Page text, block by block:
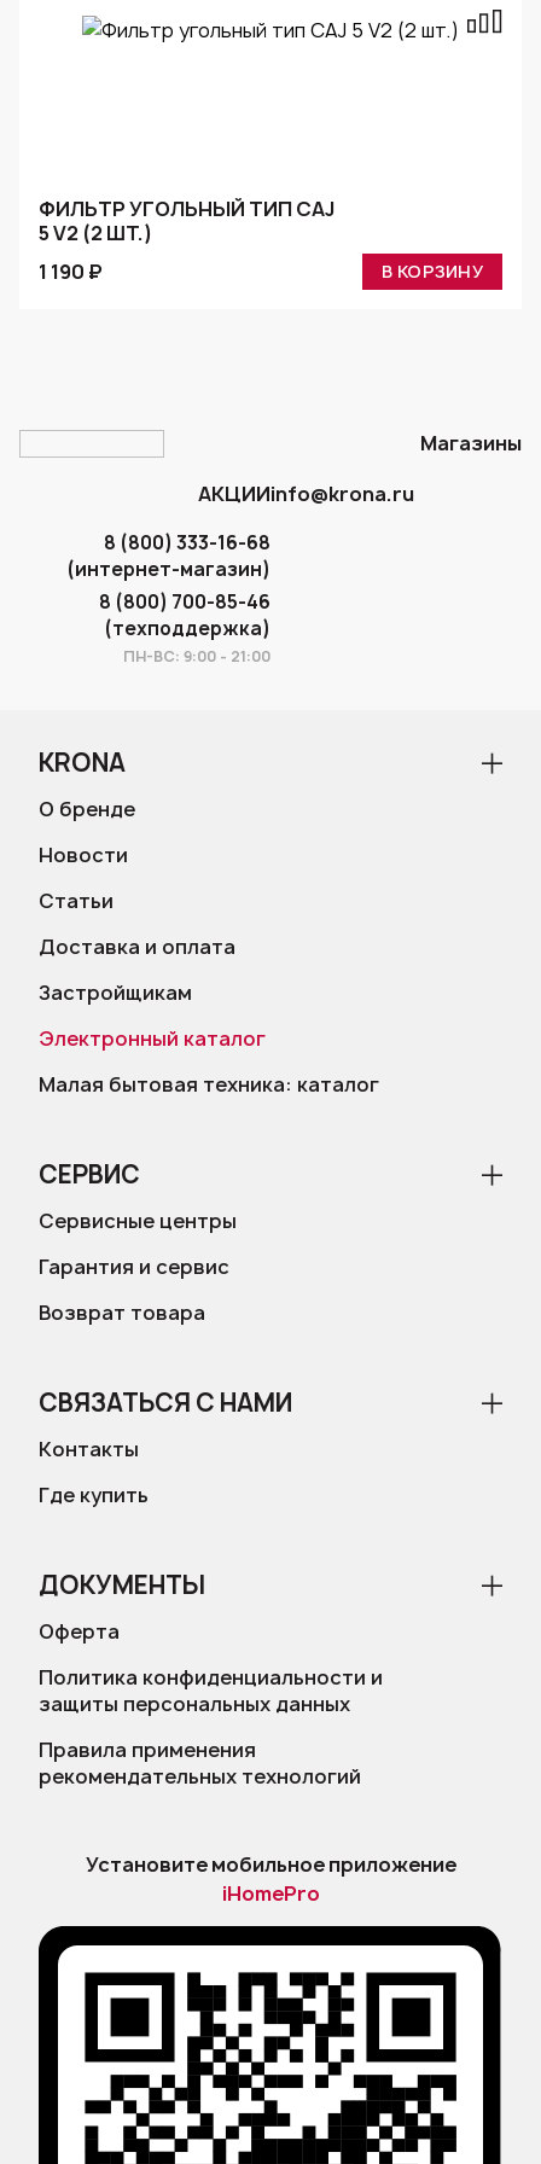
ФИЛЬТР УГОЛЬНЫЙ ТИП CAJ
5 V2 (2 ШТ.)
1 190 ₽
В КОРЗИНУ
Магазины
АКЦИИinfo@krona.ru
8 (800) 333-16-68
(интернет-магазин)
8 (800) 700-85-46
(техподдержка)
ПН-ВС: 9:00 - 21:00
KRONA
О бренде
Новости
Статьи
Доставка и оплата
Застройщикам
Электронный каталог
Малая бытовая техника: каталог
СЕРВИС
Сервисные центры
Гарантия и сервис
Возврат товара
СВЯЗАТЬСЯ С НАМИ
Контакты
Где купить
ДОКУМЕНТЫ
Оферта
Политика конфиденциальности и
защиты персональных данных
Правила применения
рекомендательных технологий
Установите мобильное приложение
iHomePro